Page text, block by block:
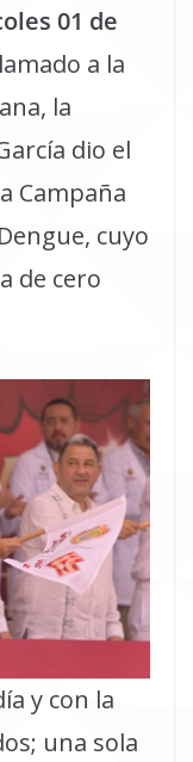
01 de
a la
la
dio el
Campaña
cuyo
de cero
y con la
una sola